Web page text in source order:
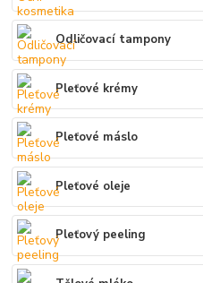
Odličovací tampony
Pleťové krémy
Pleťové máslo
Pleťové oleje
Pleťový peeling